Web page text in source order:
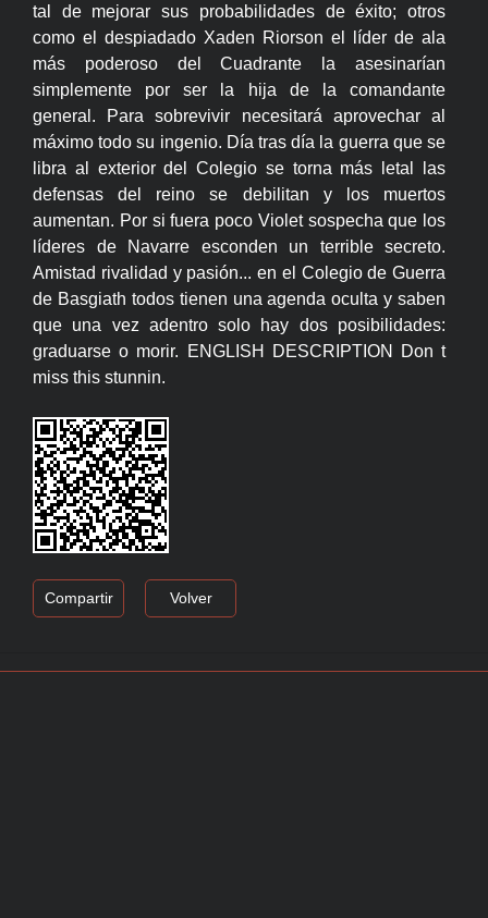
tal de mejorar sus probabilidades de éxito; otros
como el despiadado Xaden Riorson el líder de ala
más poderoso del Cuadrante la asesinarían
simplemente por ser la hija de la comandante
general. Para sobrevivir necesitará aprovechar al
máximo todo su ingenio. Día tras día la guerra que se
libra al exterior del Colegio se torna más letal las
defensas del reino se debilitan y los muertos
aumentan. Por si fuera poco Violet sospecha que los
líderes de Navarre esconden un terrible secreto.
Amistad rivalidad y pasión... en el Colegio de Guerra
de Basgiath todos tienen una agenda oculta y saben
que una vez adentro solo hay dos posibilidades:
graduarse o morir. ENGLISH DESCRIPTION Don t
miss this stunnin.
Compartir Volver